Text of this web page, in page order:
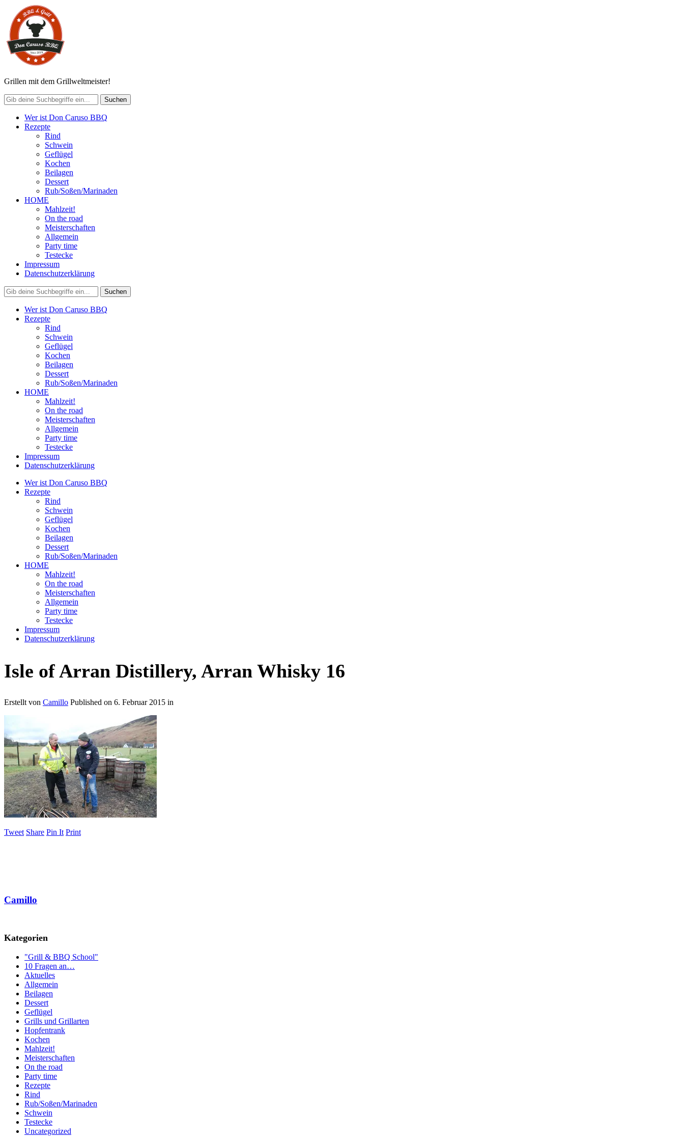
Grillen mit dem Grillweltmeister!
Wer ist Don Caruso BBQ
Rezepte
Rind
Schwein
Geflügel
Kochen
Beilagen
Dessert
Rub/Soßen/Marinaden
HOME
Mahlzeit!
On the road
Meisterschaften
Allgemein
Party time
Testecke
Impressum
Datenschutzerklärung
Wer ist Don Caruso BBQ
Rezepte
Rind
Schwein
Geflügel
Kochen
Beilagen
Dessert
Rub/Soßen/Marinaden
HOME
Mahlzeit!
On the road
Meisterschaften
Allgemein
Party time
Testecke
Impressum
Datenschutzerklärung
Wer ist Don Caruso BBQ
Rezepte
Rind
Schwein
Geflügel
Kochen
Beilagen
Dessert
Rub/Soßen/Marinaden
HOME
Mahlzeit!
On the road
Meisterschaften
Allgemein
Party time
Testecke
Impressum
Datenschutzerklärung
Isle of Arran Distillery, Arran Whisky 16
Erstellt von Camillo Published on 6. Februar 2015 in
Tweet Share Pin It Print
Camillo
Kategorien
"Grill & BBQ School"
10 Fragen an…
Aktuelles
Allgemein
Beilagen
Dessert
Geflügel
Grills und Grillarten
Hopfentrank
Kochen
Mahlzeit!
Meisterschaften
On the road
Party time
Rezepte
Rind
Rub/Soßen/Marinaden
Schwein
Testecke
Uncategorized